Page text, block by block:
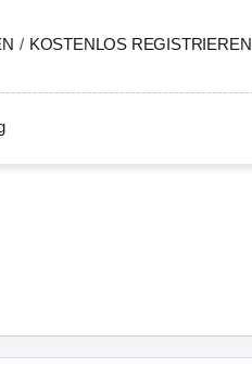
/ KOSTENLOS REGISTRIEREN